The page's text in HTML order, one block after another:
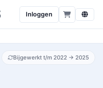
Inloggen
Bijgewerkt t/m 2022 → 2025